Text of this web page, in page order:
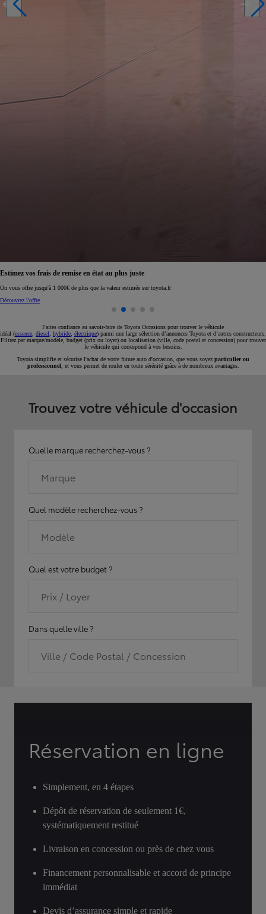
Réservez en ligne votre occasion pour 1€ seulement
Réservez en ligne
Faites confiance au savoir-faire de Toyota Occasions pour trouver le véhicule
idéal (essence diesel hybride électrique) parmi une large sélection d’annonces Toyota et d’autres constructeurs.
Filtrez par marque/modèle, budget (prix ou loyer) ou localisation (ville, code postal et concession) pour trouver
le véhicule qui correspond à vos besoins.
Toyota simplifie et sécurise l'achat de votre future auto d'occasion, que vous soyez particulier ou
professionnel , et vous permet de rouler en toute sérénité grâce à de nombreux avantages.
Trouvez votre véhicule d'occasion
Quelle marque recherchez-vous ?
Marque
Quel modèle recherchez-vous ?
Modèle
Quel est votre budget ?
Prix / Loyer
Dans quelle ville ?
Ville / Code Postal / Concession
Réservation en ligne
Simplement, en 4 étapes
Dépôt de réservation de seulement 1€,
systématiquement restitué
Livraison en concession ou près de chez vous
Financement personnalisable et accord de principe
immédiat
Devis d’assurance simple et rapide